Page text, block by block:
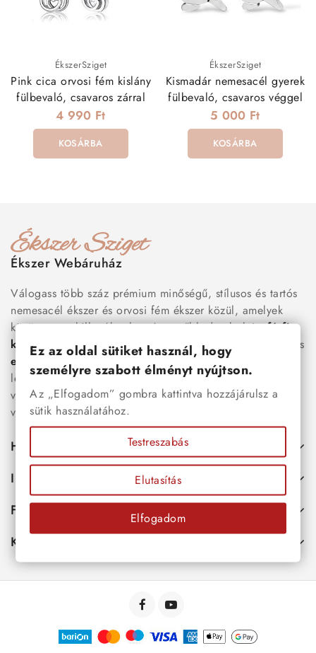
ÉkszerSziget
Pink cica orvosi fém kislány
fülbevaló, csavaros zárral
4 990 Ft
KOSÁRBA
ÉkszerSziget
Kismadár nemesacél gyerek
fülbevaló, csavaros véggel
5 000 Ft
KOSÁRBA
Ékszer Webáruház
Válogass több száz prémium minőségű, stílusos és tartós
nemesacél ékszer és orvosi fém ékszer közül, amelyek
között megtalálhatók a legnépszerűbb darabok is:férfi
karkötők
, női nyakláncok , karikagyűrűk
és
esküvői kiegészítőkegyaránt. Webáruházunkban a
legújabb trendeket követő, mégis időtálló ékszerek közül
választhatsz – legyen szó ajándékról, mindennapi
viseletről vagy különleges alkalmakról.
Hasznos
Információk
Fiókod
Kapcsolat
Ez az oldal sütiket használ, hogy
személyre szabott élményt nyújtson.
Az „Elfogadom” gombra kattintva hozzájárulsz a
sütik használatához.
Testreszabás
Elutasítás
Elfogadom